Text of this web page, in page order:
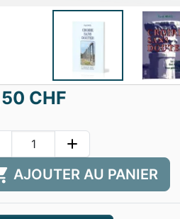
CHF
add
AJOUTER AU PANIER